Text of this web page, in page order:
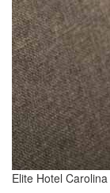
Elite Hotel